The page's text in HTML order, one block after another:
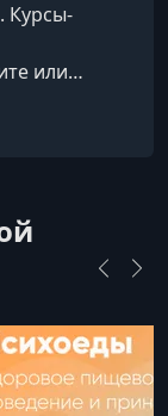
Курсы-
или
и
Мы
новое о
временем.